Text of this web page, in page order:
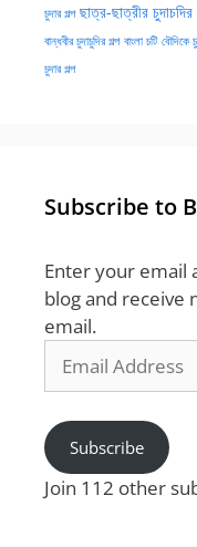
চুদার গল্প ছাত্র-ছাত্রীর চুদাচদির
বান্ধবীর চুদাচুদির গল্প বাংলা চটি বৌদিকে
চুদার গল্প
Subscribe to
Enter your email
blog and receive
email.
Address
Subscribe
Join 112 other